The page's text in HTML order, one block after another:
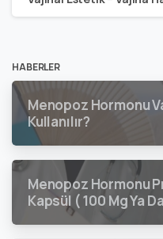
HABERLER
Menopoz Hormonu
Kullanılır?
Menopoz Hormonu
Kapsül ( 100 Mg Ya
Kullanılır?